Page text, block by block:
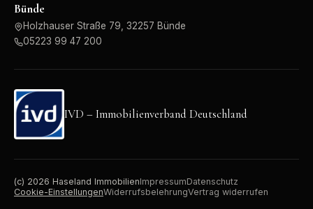
Bünde
Holzhauser Straße 79, 32257 Bünde
05223 99 47 200
IVD – Immobilienverband Deutschland
(c) 2026 Haseland ImmobilienImpressumDatenschutz
Cookie-EinstellungenWiderrufsbelehrungVertrag widerrufen